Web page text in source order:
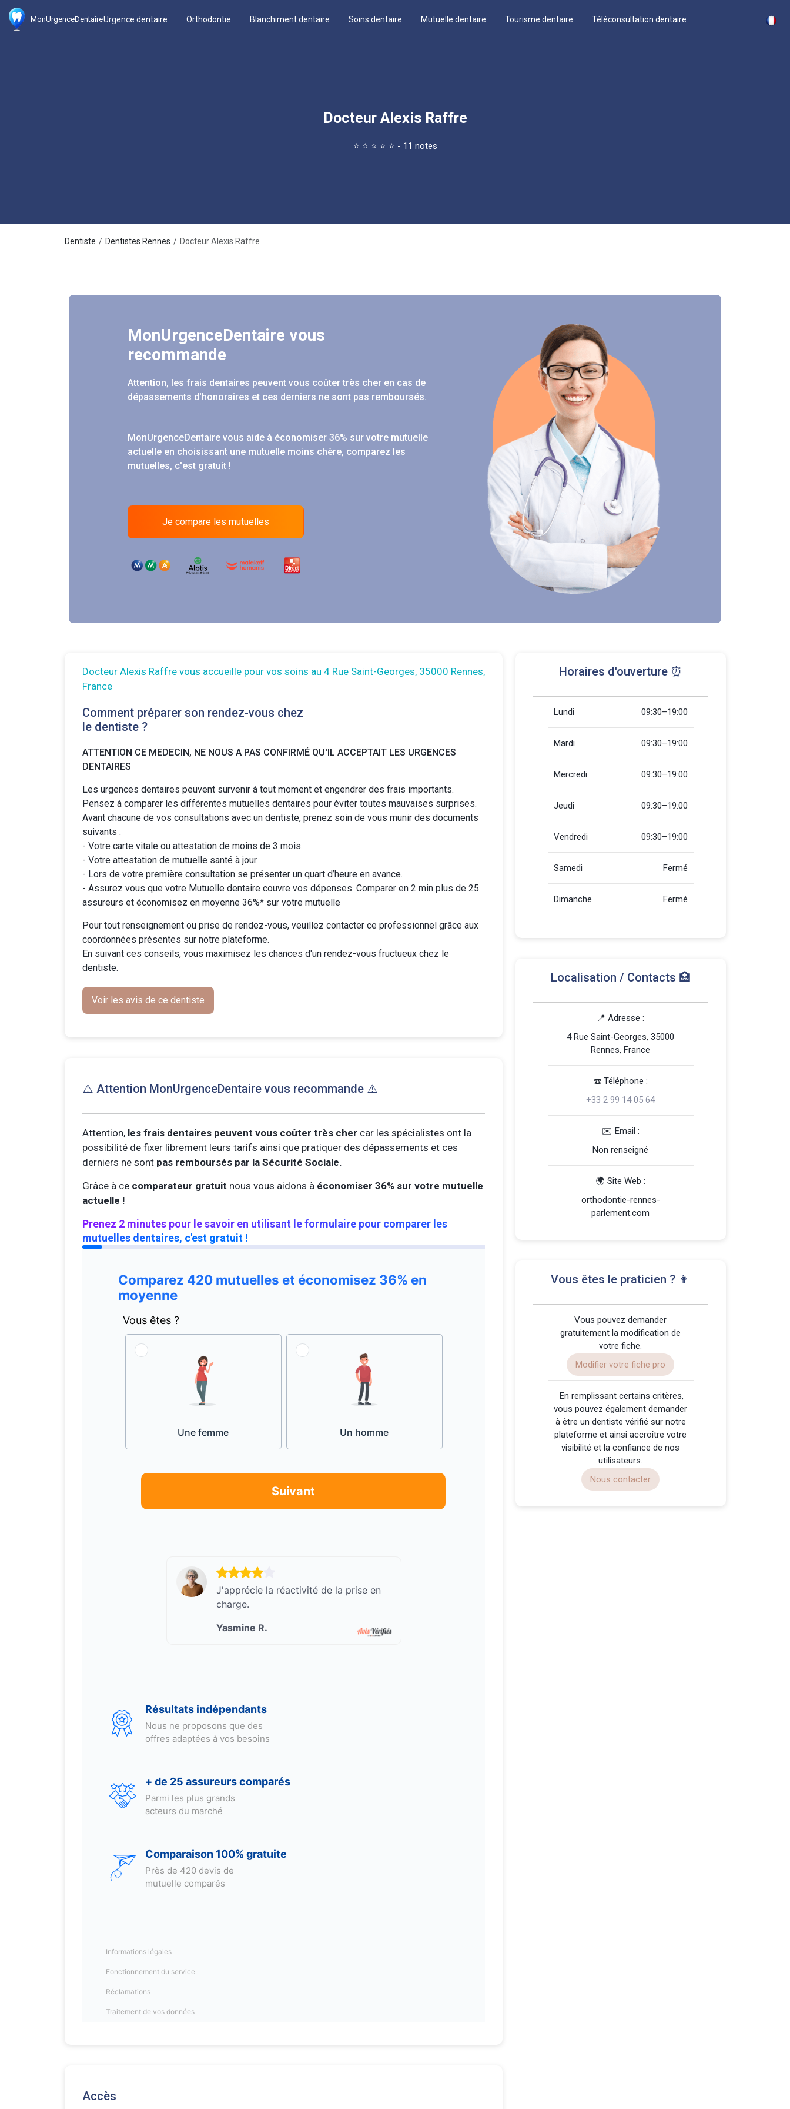
MonUrgenceDentaireUrgence dentaire Orthodontie Blanchiment dentaire Soins dentaire Mutuelle dentaire Tourisme dentaire Téléconsultation dentaire
Docteur Alexis Raffre
⭐ ⭐ ⭐ ⭐ ⭐ - 11 notes
Dentiste Dentistes Rennes Docteur Alexis Raffre
MonUrgenceDentaire vous
recommande
Attention, les frais dentaires peuvent vous coûter très cher en cas de
dépassements d'honoraires et ces derniers ne sont pas remboursés.
MonUrgenceDentaire vous aide à économiser 36% sur votre mutuelle
actuelle en choisissant une mutuelle moins chère, comparez les
mutuelles, c'est gratuit !
Je compare les mutuelles
Docteur Alexis Raffre vous accueille pour vos soins au 4 Rue Saint-Georges, 35000 Rennes,
France
Comment préparer son rendez-vous chez
le dentiste ?
ATTENTION CE MEDECIN, NE NOUS A PAS CONFIRMÉ QU'IL ACCEPTAIT LES URGENCES
DENTAIRES
Les urgences dentaires peuvent survenir à tout moment et engendrer des frais importants.
Pensez à comparer les différentes mutuelles dentaires pour éviter toutes mauvaises surprises.
Avant chacune de vos consultations avec un dentiste, prenez soin de vous munir des documents
suivants :
- Votre carte vitale ou attestation de moins de 3 mois.
- Votre attestation de mutuelle santé à jour.
- Lors de votre première consultation se présenter un quart d’heure en avance.
- Assurez vous que votre Mutuelle dentairecouvre vos dépenses. Comparer en 2 min plus de 25
assureurs et économisez en moyenne 36%* sur votre mutuelle
Pour tout renseignement ou prise de rendez-vous, veuillez contacter ce professionnel grâce aux
coordonnées présentes sur notre plateforme.
En suivant ces conseils, vous maximisez les chances d'un rendez-vous fructueux chez le
dentiste.
Voir les avis de ce dentiste
⚠️ Attention MonUrgenceDentaire vous recommande ⚠️
Attention, les frais dentaires peuvent vous coûter très cher car les spécialistes ont la
possibilité de fixer librement leurs tarifs ainsi que pratiquer des dépassements et ces
derniers ne sont pas remboursés par la Sécurité Sociale.
Grâce à ce comparateur gratuit nous vous aidons à économiser 36% sur votre mutuelle
actuelle !
Prenez 2 minutes pour le savoir en utilisant le formulaire pour comparer les
mutuelles dentaires, c'est gratuit !
Accès
Horaires d'ouverture ⏰
Lundi 09:30–19:00
Mardi 09:30–19:00
Mercredi 09:30–19:00
Jeudi 09:30–19:00
Vendredi 09:30–19:00
Samedi Fermé
Dimanche Fermé
Localisation / Contacts 🏥
📍 Adresse :
4 Rue Saint-Georges, 35000
Rennes, France
☎️️ Téléphone :
+33 2 99 14 05 64
️✉️ Email :
Non renseigné
🌍 Site Web :
orthodontie-rennes-
parlement.com
Vous êtes le praticien ? 👩
Vous pouvez demander
gratuitement la modification de
votre fiche.
Modifier votre fiche pro
️ En remplissant certains critères,
vous pouvez également demander
à être un dentiste vérifié sur notre
plateforme et ainsi accroître votre
visibilité et la confiance de nos
utilisateurs.
Nous contacter